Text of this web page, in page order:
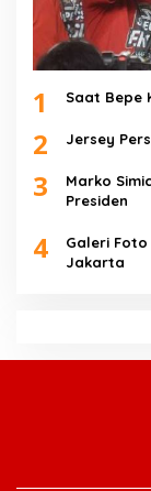
1 Saat Bepe
2 Jersey
3
Marko
Presiden
4
Galeri
Jakarta